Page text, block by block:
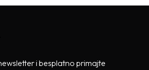
i besplatno primajte